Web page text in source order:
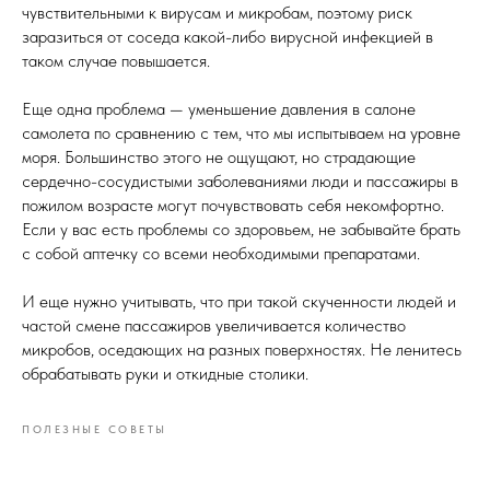
чувствительными к вирусам и микробам, поэтому риск
заразиться от соседа какой-либо вирусной инфекцией в
таком случае повышается.
Еще одна проблема — уменьшение давления в салоне
самолета по сравнению с тем, что мы испытываем на уровне
моря. Большинство этого не ощущают, но страдающие
сердечно-сосудистыми заболеваниями люди и пассажиры в
пожилом возрасте могут почувствовать себя некомфортно.
Если у вас есть проблемы со здоровьем, не забывайте брать
с собой аптечку со всеми необходимыми препаратами. ​
И еще нужно учитывать, что при такой скученности людей и
частой смене пассажиров увеличивается количество
микробов, оседающих на разных поверхностях. Не ленитесь
обрабатывать руки и откидные столики.
ПОЛЕЗНЫЕ СОВЕТЫ